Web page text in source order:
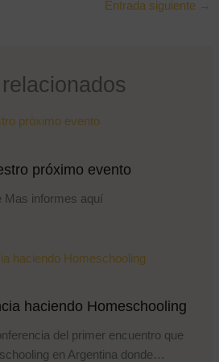
Entrada siguiente →
próximo evento
Mas informes aquí
haciendo Homeschooling
del primer encuentro que
en Argentina donde…